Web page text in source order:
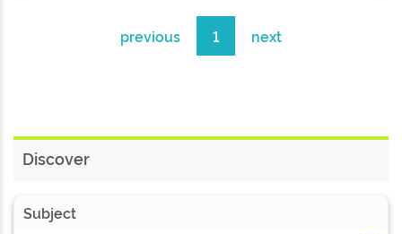
previous 1 next
Discover
Subject